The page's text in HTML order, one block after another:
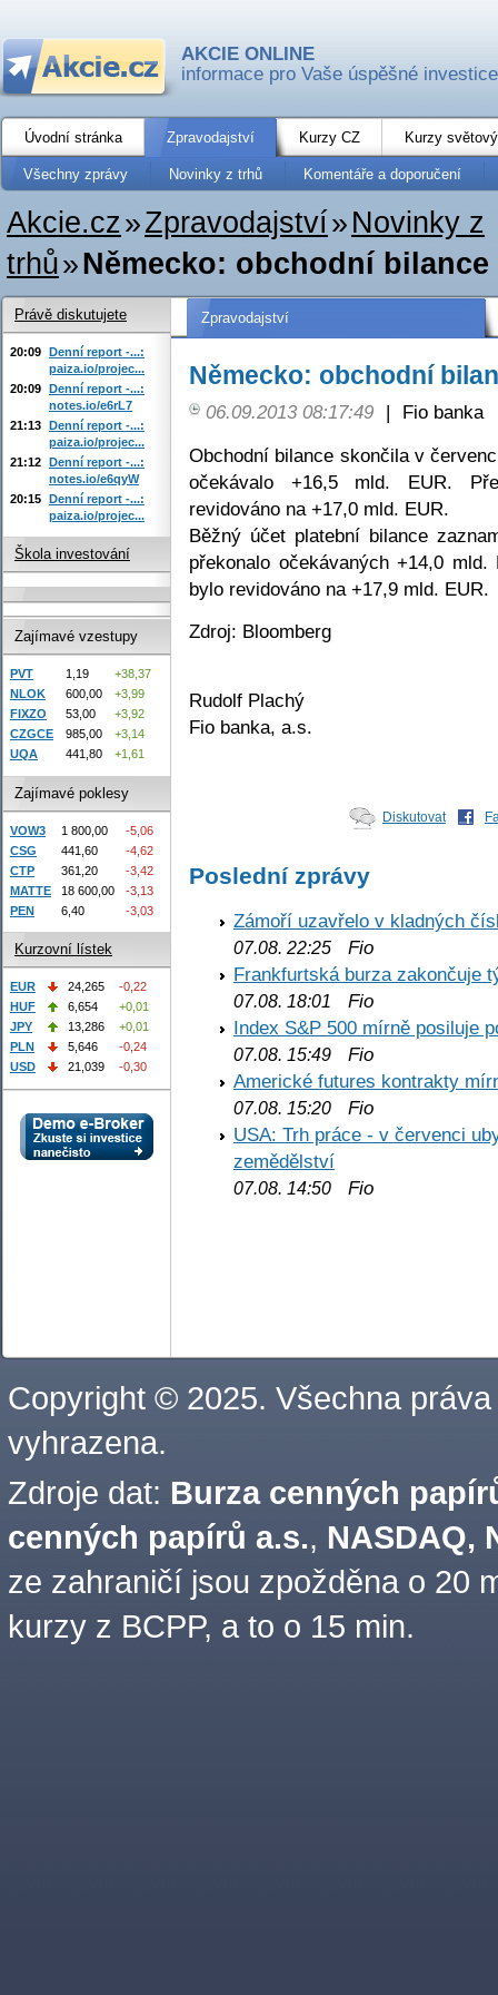
AKCIE ONLINE
informace pro Vaše úspěšné investice
Úvodní stránka Zpravodajství Kurzy CZ Kurzy
Všechny zprávy Novinky z trhů Komentáře a doporučení
Akcie.cz»Zpravodajství» Novinky z
trhů»Německo: obchodní
Zpravodajství
Německo: obchodní
06.09.2013 08:17:49 |
Fio banka
Obchodní bilance skončila v
očekávalo +16,5 mld. EUR.
revidováno na +17,0 mld. EUR.
Běžný účet platební bilance
překonalo očekávaných +14,0
bylo revidováno na +17,9 mld. EUR.
Zdroj: Bloomberg
Rudolf Plachý
Fio banka, a.s.
Diskutovat
Poslední zprávy
Zámoří uzavřelo v kladných
07.08. 22:25 Fio
Frankfurtská burza zakončuje
07.08. 18:01
Fio
Index S&P 500 mírně posiluje
07.08. 15:49 Fio
Americké futures kontrakty
07.08. 15:20 Fio
USA: Trh práce - v červenci
zemědělství
07.08. 14:50 Fio
Právě diskutujete
20:09 Denní report -...:
paiza.io/projec...
20:09 Denní report -...:
notes.io/e6rL7
21:13 Denní report -...:
paiza.io/projec...
21:12 Denní report -...:
notes.io/e6qyW
20:15 Denní report -...:
paiza.io/projec...
Škola investování
Zajímavé vzestupy
PVT 1,19
+38,37
NLOK
600,00
+3,99
FIXZO
53,00
+3,92
CZGCE
985,00
+3,14
UQA
441,80 +1,61
Zajímavé poklesy
VOW3 1 800,00
-5,06
CSG
441,60
-4,62
CTP
361,20
-3,42
MATTE
18 600,00
-3,13
PEN
6,40 -3,03
Kurzovní lístek
EUR 24,265
-0,22
HUF
6,654
+0,01
JPY
13,286
+0,01
PLN
5,646
-0,24
USD
21,039 -0,30
Copyright © 2025. Všechna práva
vyhrazena.
Zdroje dat: Burza cenných
cenných papírů a.s., NASDAQ,
ze zahraničí jsou zpožděna o 20
kurzy z BCPP, a to o 15 min.